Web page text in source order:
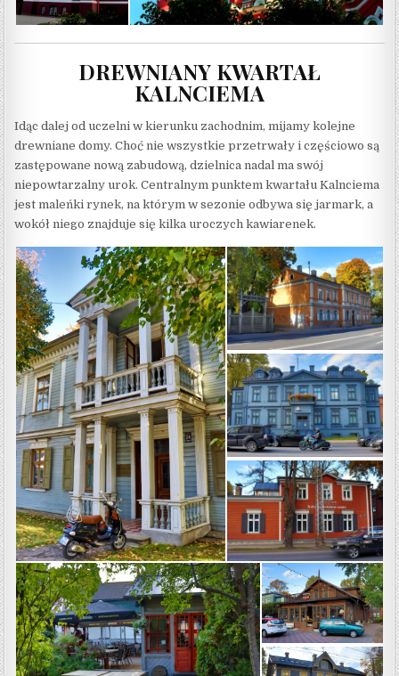
DREWNIANY KWARTAŁ
KALNCIEMA
Idąc dalej od uczelni w kierunku zachodnim, mijamy kolejne
drewniane domy. Choć nie wszystkie przetrwały i częściowo są
zastępowane nową zabudową, dzielnica nadal ma swój
niepowtarzalny urok. Centralnym punktem kwartału Kalnciema
jest maleńki rynek, na którym w sezonie odbywa się jarmark, a
wokół niego znajduje się kilka uroczych kawiarenek.